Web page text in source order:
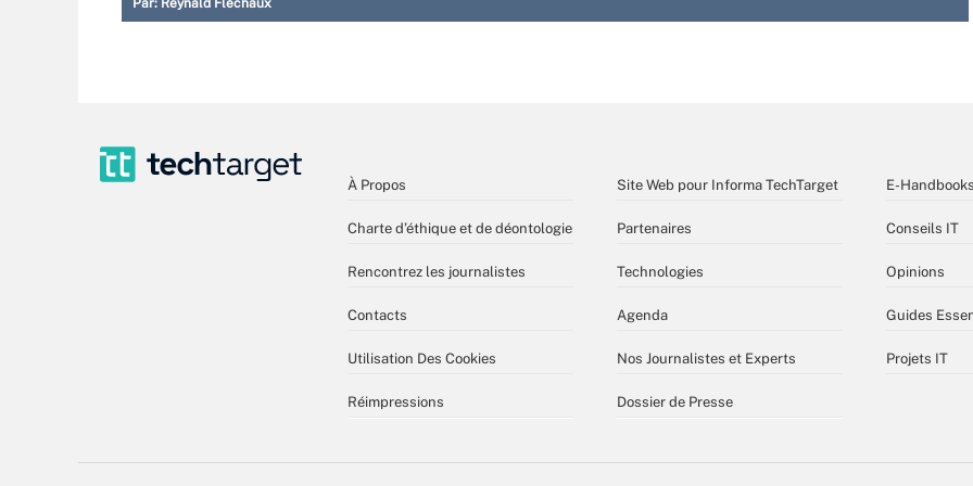
Par: Reynald Fléchaux
À Propos
Charte d’éthique et de déontologie
Rencontrez les journalistes
Contacts
Utilisation Des Cookies
Réimpressions
Site Web pour Informa TechTarget
Partenaires
Technologies
Agenda
Nos Journalistes et Experts
Dossier de Presse
E-Handbooks
Conseils IT
Opinions
Guides
Projets IT